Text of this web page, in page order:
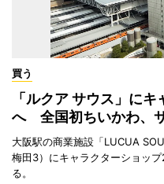
買う
「ルクア サウス」に
へ 全国初ちいかわ、
大阪駅の商業施設「LUCUA
梅田3）にキャラクターショッ
る。